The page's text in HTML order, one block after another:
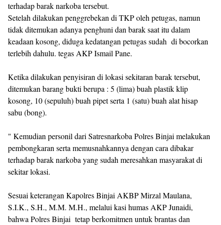
terhadap barak narkoba tersebut.
Setelah dilakukan penggrebekan di TKP oleh petugas, namun
tidak ditemukan adanya penghuni dan barak saat itu dalam
keadaan kosong, diduga kedatangan petugas sudah di bocorkan
terlebih dahulu. tegas AKP Ismail Pane.
Ketika dilakukan penyisiran di lokasi sekitaran barak tersebut,
ditemukan barang bukti berupa : 5 (lima) buah plastik klip
kosong, 10 (sepuluh) buah pipet serta 1 (satu) buah alat hisap
sabu (bong).
" Kemudian personil dari Satresnarkoba Polres Binjai melakukan
pembongkaran serta memusnahkannya dengan cara dibakar
terhadap barak narkoba yang sudah meresahkan masyarakat di
sekitar lokasi.
Sesuai keterangan Kapolres Binjai AKBP Mirzal Maulana,
S.I.K., S.H., M.M. M.H., melalui kasi humas AKP Junaidi,
bahwa Polres Binjai tetap berkomitmen untuk brantas dan